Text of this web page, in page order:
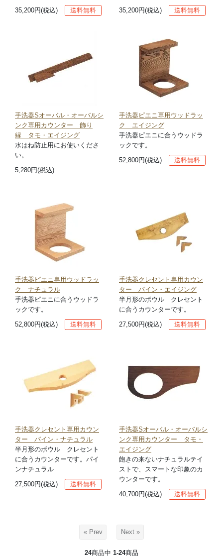
35,200円(税込)
送料無料
35,200円(税込)
送料無料
手洗器Sオーバル・オーバルシ
ンク専用カウンター 飾り
縁 タモ・エイジング
水はね防止用にお使いくださ
い。
5,280円(税込)
手洗器ピエニ専用ウッドラッ
ク エイジング
手洗器ピエニに合うウッドラ
ックです。
52,800円(税込)
送料無料
手洗器ピエニ専用ウッドラッ
ク ナチュラル
手洗器ピエニに合うウッドラ
ックです。
52,800円(税込)
送料無料
手洗器クレセント専用カウン
ター パイン・エイジング
半月形のボウル クレセント
に合うカウンターです。
27,500円(税込)
送料無料
手洗器クレセント専用カウン
ター パイン・ナチュラル
半月形のボウル クレセント
に合うカウンターです。パイ
ンナチュラル
27,500円(税込)
送料無料
手洗器Sオーバル・オーバルシ
ンク専用カウンター タモ・
エイジング
飽きの来ないナチュラルテイ
ストで、スマートな印象のカ
ウンターです。
40,700円(税込)
送料無料
« Prev Next »
24商品中 1-24商品